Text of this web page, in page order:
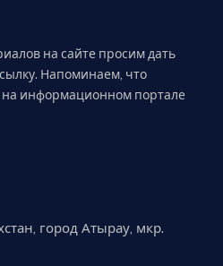
на сайте просим дать
Напоминаем, что
на информационном портале
город Атырау, мкр.